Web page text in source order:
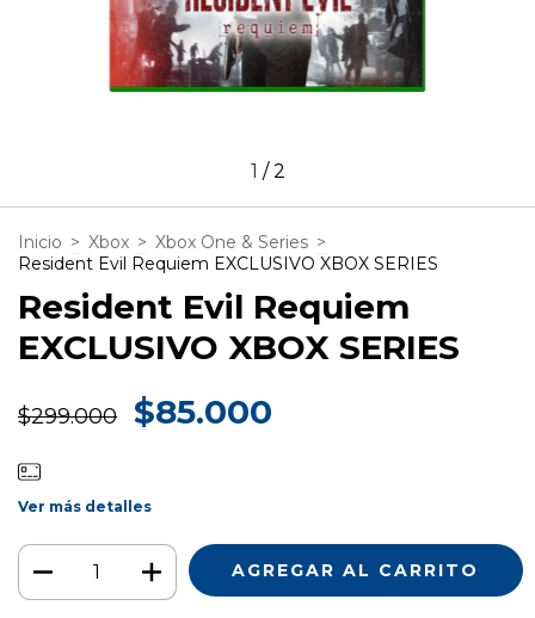
1 /2
Inicio > Xbox > Xbox One & Series >
Resident Evil Requiem EXCLUSIVO XBOX SERIES
Resident Evil Requiem
EXCLUSIVO XBOX SERIES
$299.000 $85.000
Ver más detalles